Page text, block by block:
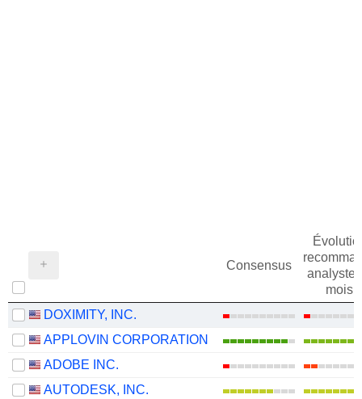
Consensus
mois
DOXIMITY, INC.
APPLOVIN CORPORATION
ADOBE INC.
AUTODESK, INC.